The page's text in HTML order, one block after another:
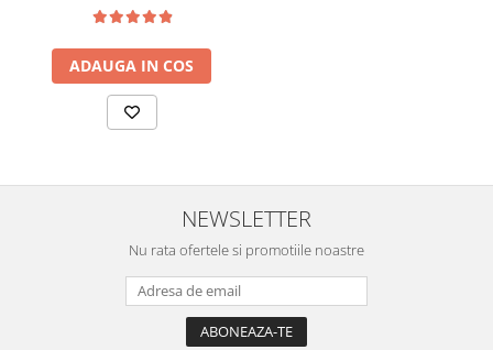
ADAUGA IN COS
NEWSLETTER
Nu rata ofertele si promotiile noastre